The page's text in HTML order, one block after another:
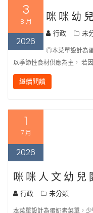
3
8 月
2026
咪 咪 幼
行政 未
◎本菜單設計為
以季節性食材供應為主， 若
繼續閱讀
1
7 月
2026
咪 咪 人 文 幼 兒
行政 未分類
本菜單設計為蛋奶素菜單，